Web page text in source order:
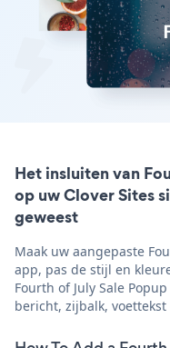
Het insluiten van
op uw Clover Sites
geweest
Maak uw aangepaste
app, pas de stijl en
Fourth of July Sale
bericht, zijbalk,